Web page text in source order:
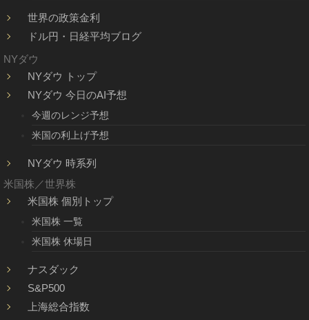
世界の政策金利
ドル円・日経平均ブログ
NYダウ
NYダウ トップ
NYダウ 今日のAI予想
今週のレンジ予想
米国の利上げ予想
NYダウ 時系列
米国株／世界株
米国株 個別トップ
米国株 一覧
米国株 休場日
ナスダック
S&P500
上海総合指数